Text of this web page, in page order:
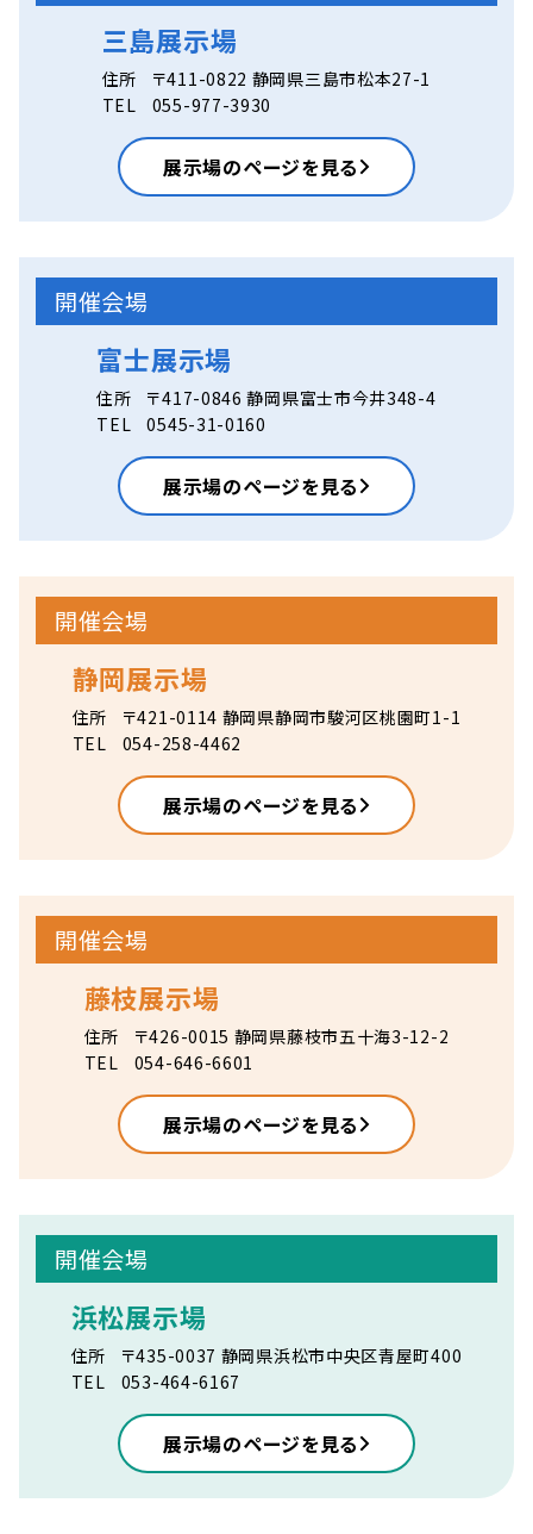
三島展示場
住所
〒411-0822 静岡県三島市松本27-1
TEL
055-977-3930
展示場のページを見る
開催会場
富士展示場
住所
〒417-0846 静岡県富士市今井348-4
TEL
0545-31-0160
展示場のページを見る
開催会場
静岡展示場
住所
〒421-0114 静岡県静岡市駿河区桃園町1-1
TEL
054-258-4462
展示場のページを見る
開催会場
藤枝展示場
住所
〒426-0015 静岡県藤枝市五十海3-12-2
TEL
054-646-6601
展示場のページを見る
開催会場
浜松展示場
住所
〒435-0037 静岡県浜松市中央区青屋町400
TEL
053-464-6167
展示場のページを見る